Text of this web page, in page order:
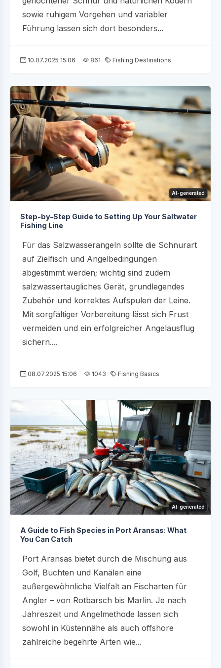
sowie ruhigem Vorgehen und variabler
Führung lassen sich dort besonders...
10.07.2025 15:06 861 Fishing Destinations
AI-generated
Step-by-Step Guide to Setting Up Your Saltwater
Fishing Line
Für das Salzwasserangeln sollte die Schnurart
auf Zielfisch und Angelbedingungen
abgestimmt werden; wichtig sind zudem
salzwassertaugliches Gerät, grundlegendes
Zubehör und korrektes Aufspulen der Leine.
Mit sorgfältiger Vorbereitung lässt sich Frust
vermeiden und ein erfolgreicher Angelausflug
sichern....
08.07.2025 15:06 1043 Fishing Basics
AI-generated
A Guide to Fish Species in Port Aransas: What
You Can Catch
Port Aransas bietet durch die Mischung aus
Golf, Buchten und Kanälen eine
außergewöhnliche Vielfalt an Fischarten für
Angler – von Rotbarsch bis Marlin. Je nach
Jahreszeit und Angelmethode lassen sich
sowohl in Küstennähe als auch offshore
zahlreiche begehrte Arten wie...